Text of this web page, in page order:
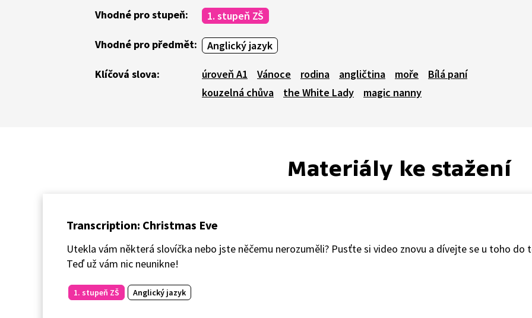
Vhodné pro stupeň: 1. stupeň ZŠ
Vhodné pro předmět: Anglický jazyk
Klíčová slova: úroveň A1 Vánoce rodina angličtina moře
Bílá paní
kouzelná chůva
the White Lady magic nanny
Materiály ke stažení
Transcription: Christmas Eve
Utekla vám některá slovíčka nebo jste něčemu nerozuměli? Pusťte si video znovu a dívejte se u toho do
Teď už vám nic neunikne!
1. stupeň ZŠ Anglický jazyk